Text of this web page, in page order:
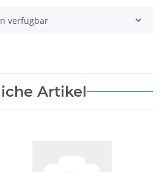
verfügbar
Artikel